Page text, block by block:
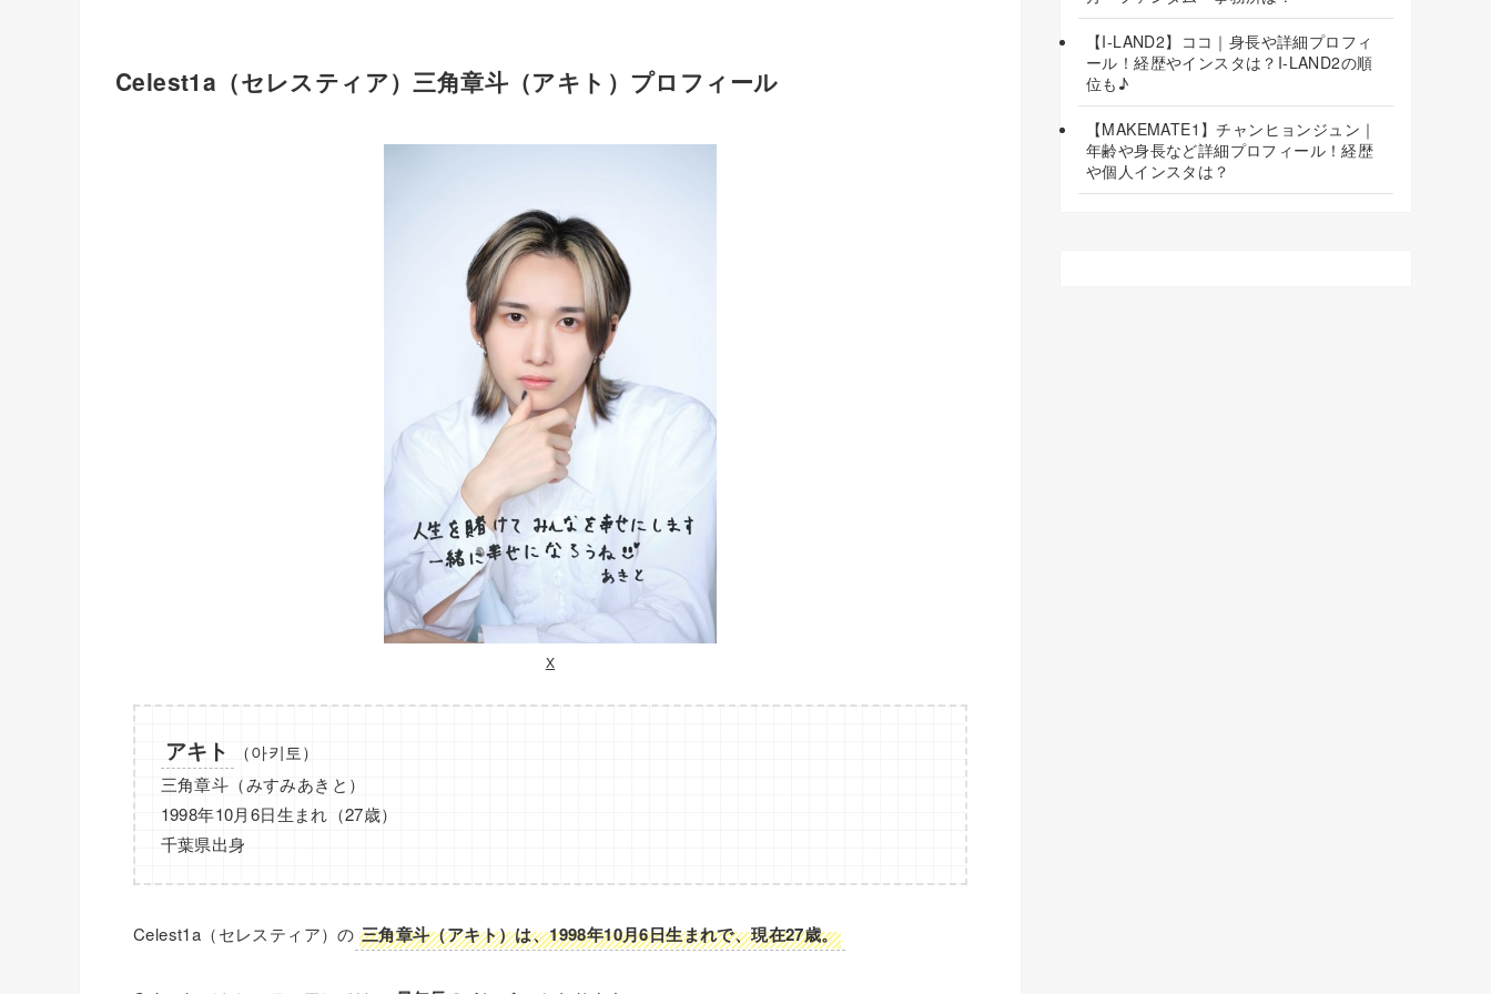
Celest1a（セレスティア）三角章斗（アキト）プロフィール
X
アキト
（아키토）
三角章斗（みすみあきと）
1998年10月6日生まれ（27歳）
千葉県出身
Celest1a（セレスティア）の 三角章斗（アキト）は、1998年10月6日生まれで、現在27歳。
【I-LAND2】ココ｜身長や詳細プロフィ
ール！経歴やインスタは？I-LAND2の順
位も♪
【MAKEMATE1】チャンヒョンジュン｜
年齢や身長など詳細プロフィール！経歴
や個人インスタは？